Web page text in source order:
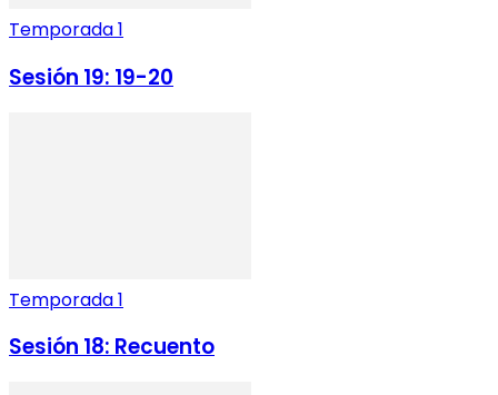
Temporada 1
Sesión 19: 19-20
Temporada 1
Sesión 18: Recuento